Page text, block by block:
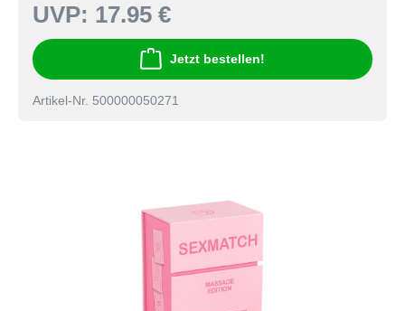
UVP: 17.95 €
Jetzt bestellen!
Artikel-Nr. 500000050271